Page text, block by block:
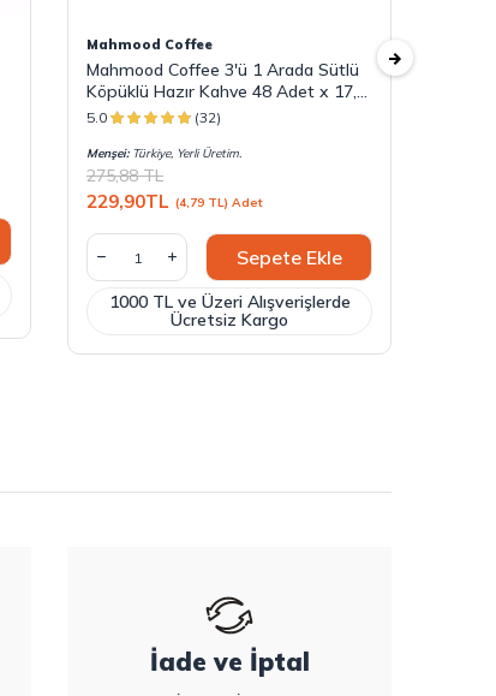
Mahmood Coffee
Mahmood Coffee 3'ü 1 Arada Sütlü
Köpüklü Hazır Kahve 48 Adet x 17,4
G
5.0 (32)
Menşei:Türkiye, Yerli Üretim.
275,88TL
229,90TL (4,79 TL) Adet
Sepete Ekle
1000 TL ve Üzeri Alışverişlerde
Ücretsiz Kargo
İade ve İptal